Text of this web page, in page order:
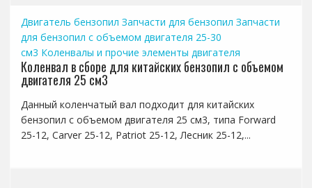
Двигатель бензопил Запчасти для бензопил Запчасти
для бензопил с объемом двигателя 25-30
см3 Коленвалы и прочие элементы двигателя
Коленвал в сборе для китайских бензопил с объемом
двигателя 25 см3
Данный коленчатый вал подходит для китайских
бензопил с объемом двигателя 25 см3, типа Forward
25-12, Carver 25-12, Patriot 25-12, Лесник 25-12,...